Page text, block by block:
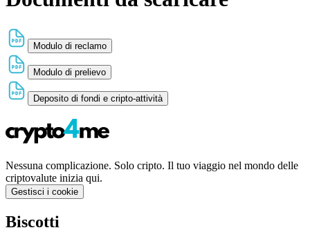
Modulo di reclamo
Modulo di prelievo
Deposito di fondi e cripto-attività
Nessuna complicazione. Solo cripto. Il tuo viaggio nel mondo delle
criptovalute inizia qui.
Gestisci i cookie
Biscotti